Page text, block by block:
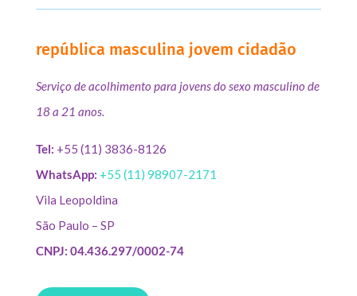
república masculina jovem cidadão
Serviço de acolhimento para jovens do sexo masculino de
18 a 21 anos.
Tel: +55 (11) 3836-8126
WhatsApp: +55 (11) 98907-2171
Vila Leopoldina
São Paulo – SP
CNPJ: 04.436.297/0002-74